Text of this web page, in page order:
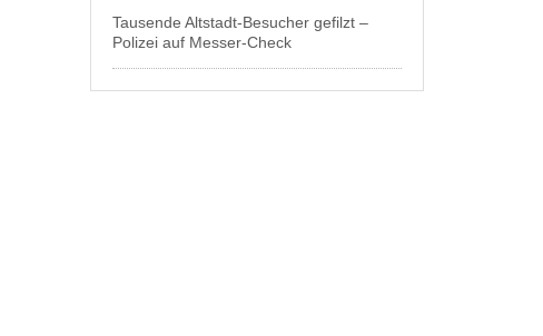
Tausende Altstadt-Besucher gefilzt –
Polizei auf Messer-Check